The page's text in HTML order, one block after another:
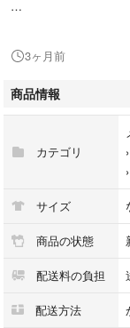
-------✧商品説明✧-------
本革製のダークブラウ
- 素材: 本革
- 互換性: スマートウォ
- スタイル: カジュアル
- デザイン: スクエア型
０＊210＊6=D84
3ヶ月前
商品情報
カテゴリ
›
›
サイズ
商品の状態
配送料の負担
配送方法